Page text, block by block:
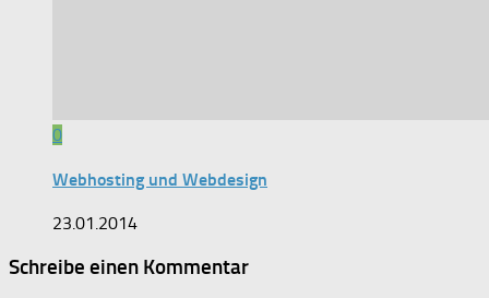
0
Webhosting und Webdesign
23.01.2014
Schreibe einen Kommentar